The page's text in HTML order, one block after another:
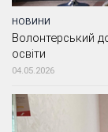
НОВИНИ
Волонтерський
освіти
04.05.2026